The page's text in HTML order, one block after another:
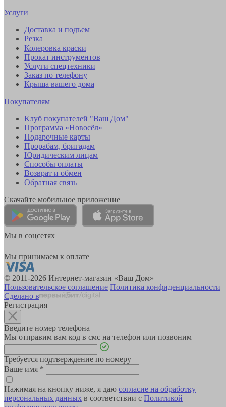
Услуги
Доставка и подъем
Резка
Колеровка краски
Прокат инструментов
Услуги спецтехники
Заказ по телефону
Крыша вашего дома
Покупателям
Клуб покупателей "Ваш Дом"
Программа «Новосёл»
Подарочные карты
Прорабам, бригадам
Юридическим лицам
Способы оплаты
Возврат и обмен
Обратная связь
Скачайте мобильное приложение
Мы в соцсетях
Мы принимаем к оплате
© 2011-2026 Интернет-магазин «Ваш Дом»
Пользовательское соглашение Политика конфиденциальности
Сделано в
Регистрация
Введите номер телефона
Мы отправим вам код в смс на телефон или позвоним
Требуется подтверждение по номеру
Ваше имя *
Нажимая на кнопку ниже, я даю согласие на обработку
персональных данных в соответствии с Политикой